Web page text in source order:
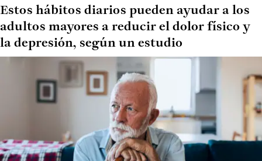
Estos hábitos diarios pueden ayudar a los
adultos mayores a reducir el dolor físico y
la depresión, según un estudio